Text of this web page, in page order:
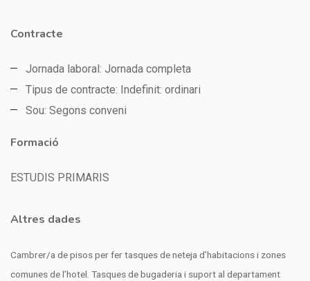
Contracte
Jornada laboral: Jornada completa
Tipus de contracte: Indefinit: ordinari
Sou: Segons conveni
Formació
ESTUDIS PRIMARIS
Altres dades
Cambrer/a de pisos per fer tasques de neteja d’habitacions i zones
comunes de l’hotel. Tasques de bugaderia i suport al departament